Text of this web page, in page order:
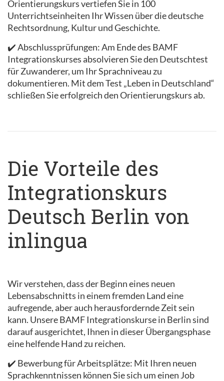
Orientierungskurs vertiefen Sie in 100
Unterrichtseinheiten Ihr Wissen über die deutsche
Rechtsordnung, Kultur und Geschichte.
✔️ Abschlussprüfungen: Am Ende des BAMF
Integrationskurses absolvieren Sie den Deutschtest
für Zuwanderer, um Ihr Sprachniveau zu
dokumentieren. Mit dem Test „Leben in Deutschland“
schließen Sie erfolgreich den Orientierungskurs ab.
Die Vorteile des
Integrationskurs
Deutsch Berlin von
inlingua
Wir verstehen, dass der Beginn eines neuen
Lebensabschnitts in einem fremden Land eine
aufregende, aber auch herausfordernde Zeit sein
kann. Unsere BAMF Integrationskurse in Berlin sind
darauf ausgerichtet, Ihnen in dieser Übergangsphase
eine helfende Hand zu reichen.
✔️ Bewerbung für Arbeitsplätze: Mit Ihren neuen
Sprachkenntnissen können Sie sich um einen Job